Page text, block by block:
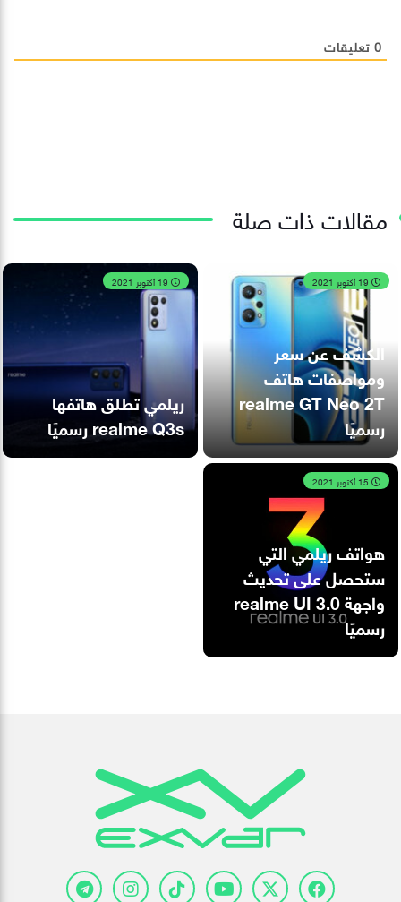
0 تعليقات
مقالات ذات صلة
الكشف عن سعر
ومواصفات هاتف
realme GT Neo 2T
رسميًا
ريلمي تطلق هاتفها
realme Q3s رسميًا
هواتف ريلمي التي
ستحصل على تحديث
واجهة realme UI 3.0
رسميًا